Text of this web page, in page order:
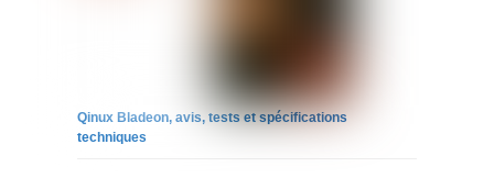
Qinux Bladeon, avis, tests et spécifications
techniques